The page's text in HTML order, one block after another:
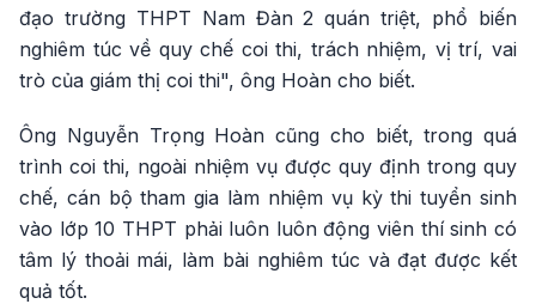
đạo trường THPT Nam Đàn 2 quán triệt, phổ biến
nghiêm túc về quy chế coi thi, trách nhiệm, vị trí, vai
trò của giám thị coi thi", ông Hoàn cho biết.
Ông Nguyễn Trọng Hoàn cũng cho biết, trong quá
trình coi thi, ngoài nhiệm vụ được quy định trong quy
chế, cán bộ tham gia làm nhiệm vụ kỳ thi tuyển sinh
vào lớp 10 THPT phải luôn luôn động viên thí sinh có
tâm lý thoải mái, làm bài nghiêm túc và đạt được kết
quả tốt.